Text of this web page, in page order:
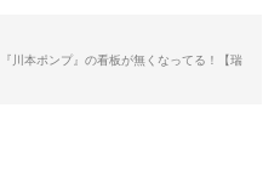
川本ポンプ』の看板が無くなってる！【瑞